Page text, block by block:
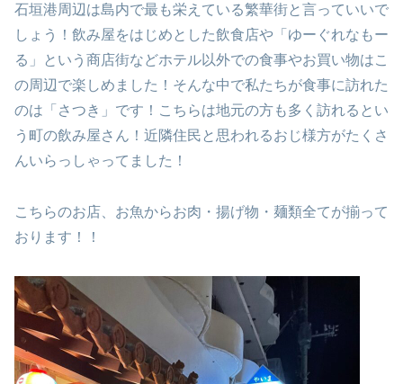
石垣港周辺は島内で最も栄えている繁華街と言っていいで
しょう！飲み屋をはじめとした飲食店や「ゆーぐれなもー
る」という商店街などホテル以外での食事やお買い物はこ
の周辺で楽しめました！そんな中で私たちが食事に訪れた
のは「さつき」です！こちらは地元の方も多く訪れるとい
う町の飲み屋さん！近隣住民と思われるおじ様方がたくさ
んいらっしゃってました！
こちらのお店、お魚からお肉・揚げ物・麺類全てが揃って
おります！！